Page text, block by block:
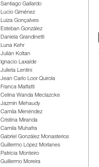
Santiago Gallardo
Lucio Giménez
Luiza Gonçalves
Esteban González
Daniela Grandinetti
Luna Kehr
Julián Koltan
Ignacio Laxalde
Julieta Lentini
Jean Carlo Loor Quirola
Franca Malfatti
Celina Wanda Meclazcke
Jazmín Mehaudy
Camila Menéndez
Cristina Miranda
Camila Muhafra
Gabriel González Monasterios
Guillermo López Morlanes
Patrícia Monteiro
Guillermo Moreira